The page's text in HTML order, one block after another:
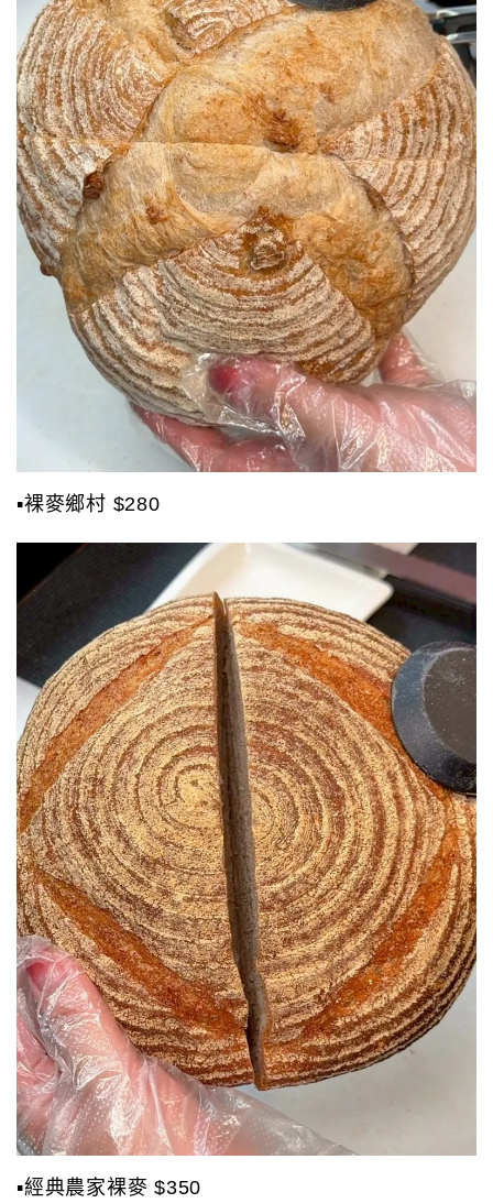
▪️裸麥鄉村 $280
▪️經典農家裸麥 $350